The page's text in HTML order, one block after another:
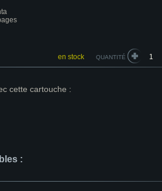
en stock QUANTITÉ
cette cartouche :
: